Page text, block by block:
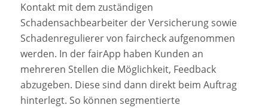
Kontakt mit dem zuständigen
Schadensachbearbeiter der Versicherung sowie
Schadenregulierer von faircheck aufgenommen
werden. In der fairApp haben Kunden an
mehreren Stellen die Möglichkeit, Feedback
abzugeben. Diese sind dann direkt beim Auftrag
hinterlegt. So können segmentierte